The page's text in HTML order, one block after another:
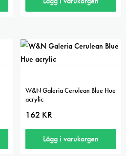
W&N Galeria Cerulean Blue Hue
acrylic
162 KR
Lägg i varukorgen